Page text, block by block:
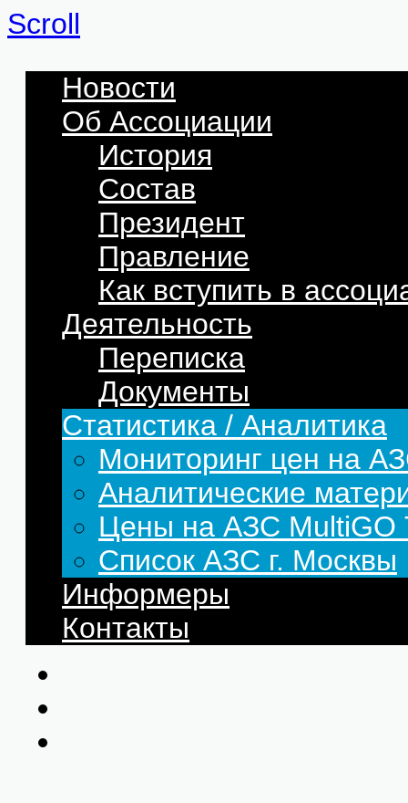
Scroll
Новости
Об Ассоциации
История
Состав
Президент
Правление
Как вступить в
Деятельность
Переписка
Документы
Статистика / Аналитика
Мониторинг цен на
Аналитические
Цены на АЗС
Список АЗС г. Москвы
Информеры
Контакты